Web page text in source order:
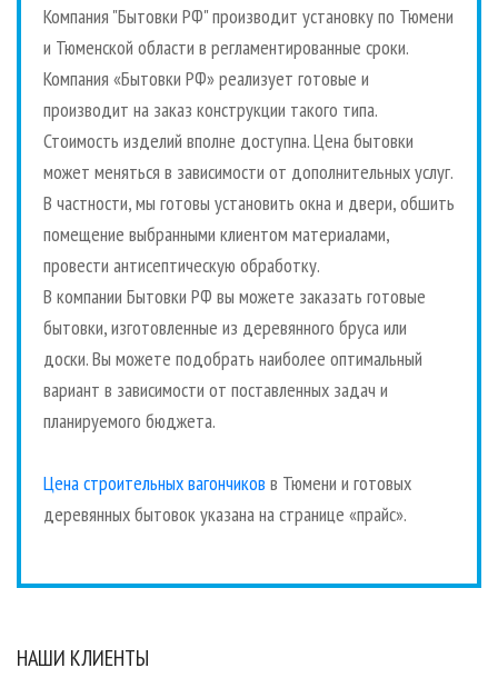
Компания "Бытовки РФ" производит установку по Тюмени
и Тюменской области в регламентированные сроки.
Компания «Бытовки РФ» реализует готовые и
производит на заказ конструкции такого типа.
Стоимость изделий вполне доступна. Цена бытовки
может меняться в зависимости от дополнительных услуг.
В частности, мы готовы установить окна и двери, обшить
помещение выбранными клиентом материалами,
провести антисептическую обработку.
В компании Бытовки РФ вы можете заказать готовые
бытовки, изготовленные из деревянного бруса или
доски. Вы можете подобрать наиболее оптимальный
вариант в зависимости от поставленных задач и
планируемого бюджета.
Цена строительных вагончиков в Тюмени и готовых
деревянных бытовок указана на странице «прайс».
НАШИ КЛИЕНТЫ